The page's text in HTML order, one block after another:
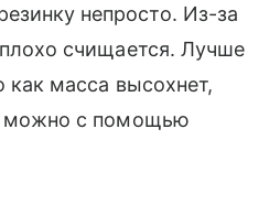
непросто. Из-за
счищается. Лучше
как масса высохнет,
можно с помощью